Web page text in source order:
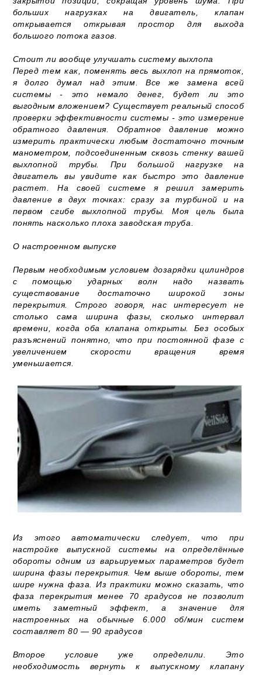
больших нагрузках на двигатель, клапан
открывается открывая простор для выхода
большого потока газов.
Стоит ли вообще улучшать систему выхлопа
Перед тем как, поменять весь выхлоп на прямоток,
я долго думал над этим. Все же замена всей
системы - это немало денег, будет ли это
выгодным вложением? Существует реальный способ
проверки эффективности системы - это измерение
обратного давления. Обратное давление можно
измерить практически любым достаточно точным
манометром, подсоединенным сквозь стенку вашей
выхлопной трубы. При большой нагрузке на
двигатель вы увидите как быстро это давление
растет. На своей системе я решил замерить
давление в двух точках: сразу за турбиной и на
первом сгибе выхлопной трубы. Моя цель была
понять насколько плоха заводская труба.
О настроенном выпуске
Первым необходимым условием дозарядки цилиндров
с помощью ударных волн надо назвать
существование достаточно широкой зоны
перекрытия. Строго говоря, нас интересует не
столько сама ширина фазы, сколько интервал
времени, когда оба клапана открыты. Без особых
разъяснений понятно, что при постоянной фазе с
увеличением скорости вращения время
уменьшается.
Из этого автоматически следует, что при
настройке выпускной системы на определённые
обороты одним из варьируемых параметров будет
ширина фазы перекрытия. Чем выше обороты, тем
шире нужна фаза. Из практики можно сказать, что
фаза перекрытия менее 70 градусов не позволит
иметь заметный эффект, а значение для
настроенных на обычные 6.000 об/мин систем
составляет 80 — 90 градусов
Второе условие уже определили. Это
необходимость вернуть к выпускному клапану